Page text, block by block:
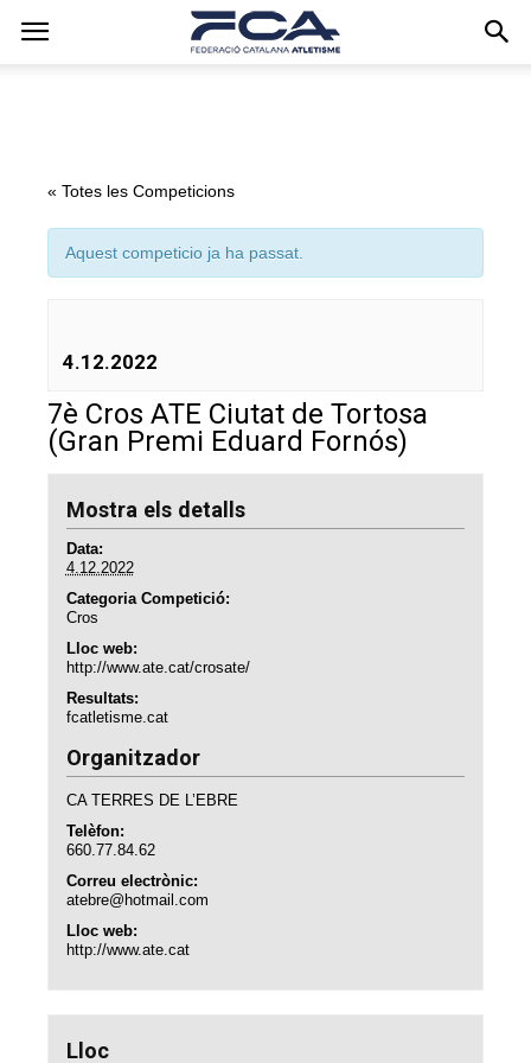
« Totes les Competicions
Aquest competicio ja ha passat.
4.12.2022
7è Cros ATE Ciutat de Tortosa
(Gran Premi Eduard Fornós)
Mostra els detalls
Data:
4.12.2022
Categoria Competició:
Cros
Lloc web:
http://www.ate.cat/crosate/
Resultats:
fcatletisme.cat
Organitzador
CA TERRES DE L’EBRE
Telèfon:
660.77.84.62
Correu electrònic:
atebre@hotmail.com
Lloc web:
http://www.ate.cat
Lloc